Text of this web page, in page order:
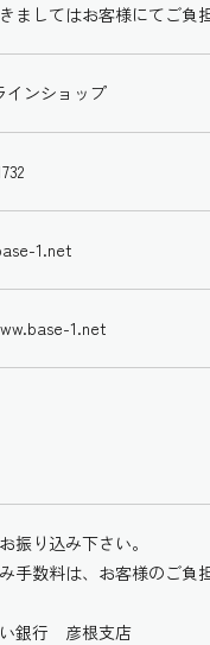
ましてはお客様にてご負
インショップ
1.net
1.net
振り込み下さい。
手数料は、お客様のご負
銀行 彦根支店